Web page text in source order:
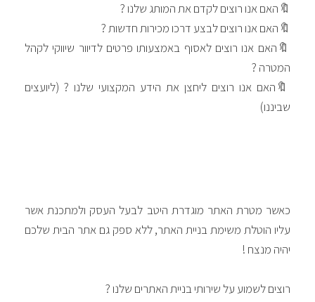
🔖 האם אנו רוצים לקדם את המותג שלנו ?
🔖 האם אנו רוצים לבצע דרכו מכירות חדשות ?
🔖 האם אנו רוצים לאסוף באמצעותו פרטים לדיוור שיווקי לקהל
המטרה ?
🔖 האם אנו רוצים ליחצן את הידע המקצועי שלנו ? (ליועצים
שביננו)
כאשר מטרת האתר מוגדרת היטב לבעל העסק ולמתכנת אשר
עליו הוטלת משימת בניית האתר, ללא ספק גם אתר הבית שלכם
יהיה מנצח !
רוצים לשמוע על שירותי בניית האתרים שלנו ?